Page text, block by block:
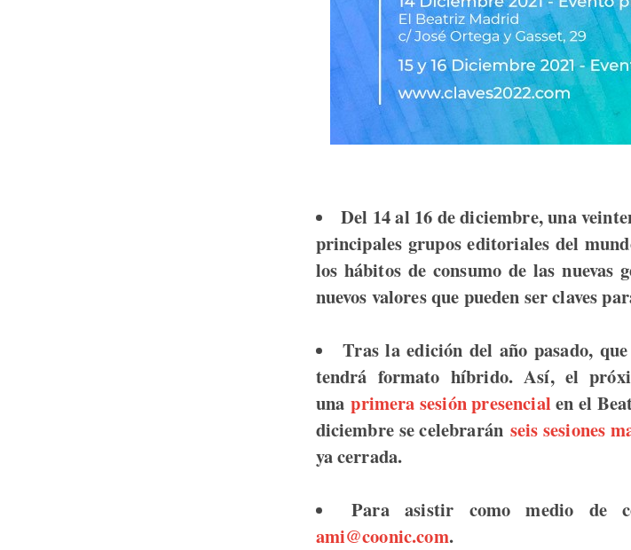
Del 14 al 16 de diciembre, una
principales grupos editoriales del
los hábitos de consumo de las
nuevos valores que pueden ser claves
Tras la edición del año pasado,
tendrá formato híbrido. Así, el
unaprimera sesión presencialen el
diciembre se celebrarán seis sesiones
ya cerrada.
Para asistir como medio de
ami@coonic.com.